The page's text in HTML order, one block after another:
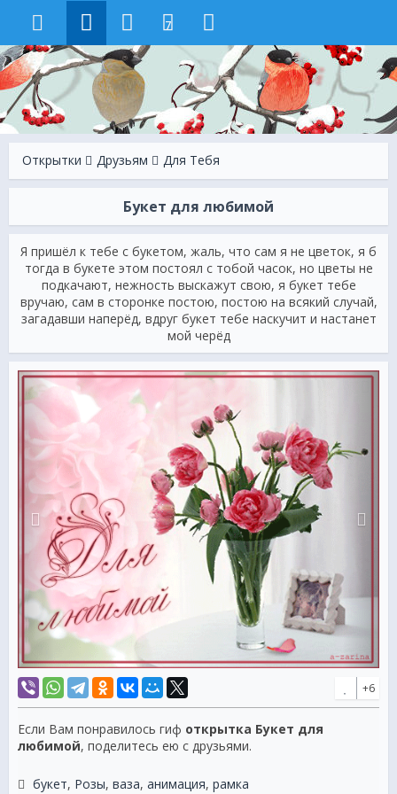
7
Открытки Друзьям Для Тебя
Букет для любимой
Я пришёл к тебе с букетом, жаль, что сам я не цветок, я б
тогда в букете этом постоял с тобой часок, но цветы не
подкачают, нежность выскажут свою, я букет тебе
вручаю, сам в сторонке постою, постою на всякий случай,
загадавши наперёд, вдруг букет тебе наскучит и настанет
мой черёд
+6
Если Вам понравилось гиф открытка Букет для
любимой, поделитесь ею с друзьями.
букет, Розы, ваза, анимация, рамка